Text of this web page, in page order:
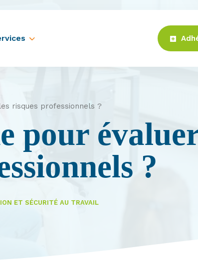
risques professionnels ?
pour
?
ET SÉCURITÉ AU TRAVAIL